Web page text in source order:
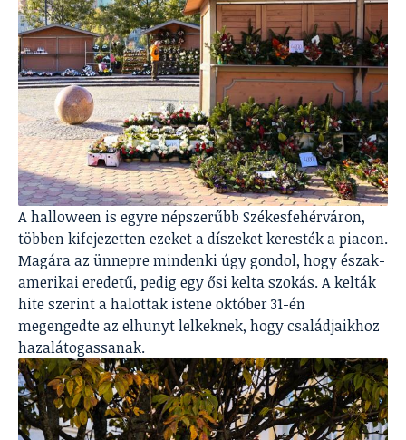
A halloween is egyre népszerűbb Székesfehérváron,
többen kifejezetten ezeket a díszeket keresték a piacon.
Magára az ünnepre mindenki úgy gondol, hogy észak-
amerikai eredetű, pedig egy ősi kelta szokás. A kelták
hite szerint a halottak istene október 31-én
megengedte az elhunyt lelkeknek, hogy családjaikhoz
hazalátogassanak.